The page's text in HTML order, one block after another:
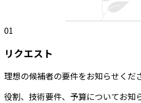
01
リクエスト
理想の候補者の要件をお知らせくだ
役割、技術要件、予算についてお知